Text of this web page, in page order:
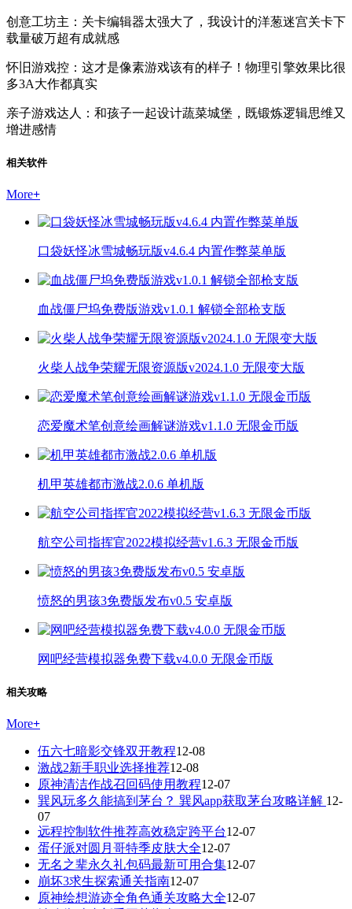
创意工坊主：关卡编辑器太强大了，我设计的洋葱迷宫关卡下
载量破万超有成就感
怀旧游戏控：这才是像素游戏该有的样子！物理引擎效果比很
多3A大作都真实
亲子游戏达人：和孩子一起设计蔬菜城堡，既锻炼逻辑思维又
增进感情
相关软件
More+
口袋妖怪冰雪城畅玩版v4.6.4 内置作弊菜单版
血战僵尸坞免费版游戏v1.0.1 解锁全部枪支版
火柴人战争荣耀无限资源版v2024.1.0 无限变大版
恋爱魔术笔创意绘画解谜游戏v1.1.0 无限金币版
机甲英雄都市激战2.0.6 单机版
航空公司指挥官2022模拟经营v1.6.3 无限金币版
愤怒的男孩3免费版发布v0.5 安卓版
网吧经营模拟器免费下载v4.0.0 无限金币版
相关攻略
More+
伍六七暗影交锋双开教程12-08
激战2新手职业选择推荐12-08
原神清洁作战召回码使用教程12-07
巽风玩多久能搞到茅台？ 巽风app获取茅台攻略详解 12-
07
远程控制软件推荐高效稳定跨平台12-07
蛋仔派对圆月哥特季皮肤大全12-07
无名之辈永久礼包码最新可用合集12-07
崩坏3求生探索通关指南12-07
原神绘想游迹全角色通关攻略大全12-07